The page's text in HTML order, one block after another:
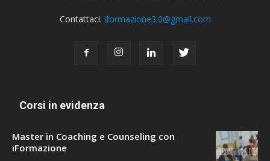
Contattaci: iformazione3.0@gmail.com
Corsi in evidenza
Master in Coaching e Counseling con
iFormazione